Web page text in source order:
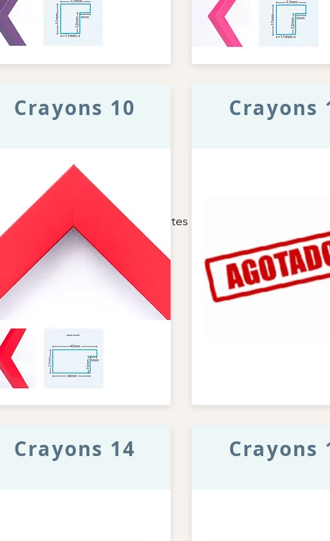
Marcos Alquiler de Caballetes
Crayons 10
Crayons 14
Crayons
Crayons